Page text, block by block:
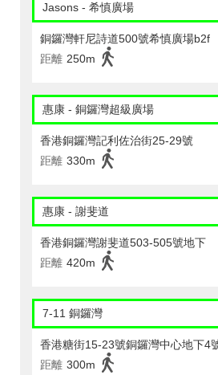
Jasons - 希慎廣場
銅鑼灣軒尼詩道500號希慎廣場b2f
距離 250m
惠康 - 銅鑼灣超級廣場
香港銅鑼灣記利佐治街25-29號
距離 330m
惠康 - 謝斐道
香港銅鑼灣謝斐道503-505號地下
距離 420m
7-11 銅鑼灣
香港糖街15-23號銅鑼灣中心地下4
距離 300m